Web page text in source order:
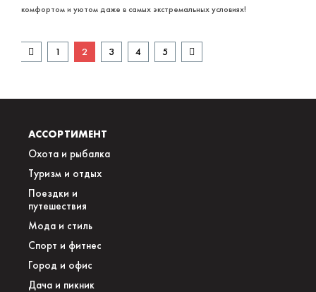
комфортом и уютом даже в самых экстремальных условиях!
1 2 3 4 5
АССОРТИМЕНТ
Охота и рыбалка
Туризм и отдых
Поездки и
путешествия
Мода и стиль
Спорт и фитнес
Город и офис
Дача и пикник